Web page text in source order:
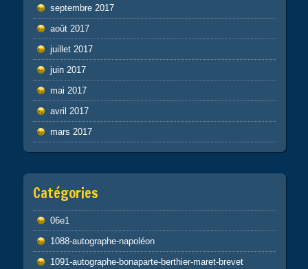
septembre 2017
août 2017
juillet 2017
juin 2017
mai 2017
avril 2017
mars 2017
Catégories
06e1
1088-autographe-napoléon
1091-autographe-bonaparte-berthier-maret-brevet